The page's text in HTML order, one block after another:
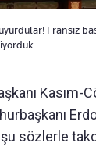
Fransız
Kasım-
sözlerle